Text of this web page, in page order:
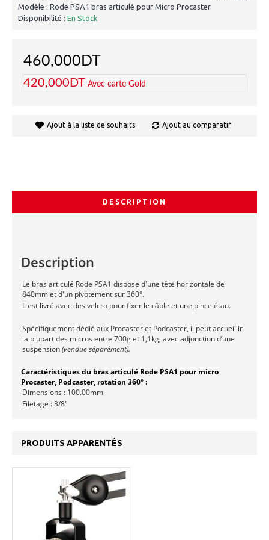
Modèle : Rode PSA1 bras articulé pour Micro Procaster
Disponibilité : En Stock
460,000DT
420,000DT Avec carte Gold
Ajout à la liste de souhaits Ajout au comparatif
DESCRIPTION
Description
Le bras articulé Rode PSA1 dispose d'une tête horizontale de
840mm et d'un pivotement sur 360°.
Il est livré avec des velcro pour fixer le câble et une pince étau.
Spécifiquement dédié aux Procaster et Podcaster, il peut accueillir
la plupart des micros entre 700g et 1,1kg, avec adjonction d’une
suspension(vendue séparément).
Caractéristiques du bras articulé Rode PSA1 pour micro
Procaster, Podcaster, rotation 360° :
Dimensions : 100.00mm
Filetage : 3/8"
PRODUITS APPARENTÉS